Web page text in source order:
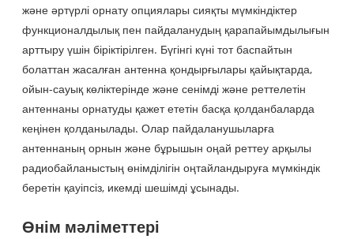
және әртүрлі орнату опциялары сияқты мүмкіндіктер
функционалдылық пен пайдаланудың қарапайымдылығын
арттыру үшін біріктірілген. Бүгінгі күні тот баспайтын
болаттан жасалған антенна қондырғылары қайықтарда,
ойын-сауық көліктерінде және сенімді және реттелетін
антеннаны орнатуды қажет ететін басқа қолданбаларда
кеңінен қолданылады. Олар пайдаланушыларға
антеннаның орнын және бұрышын оңай реттеу арқылы
радиобайланыстың өнімділігін оңтайландыруға мүмкіндік
беретін қауіпсіз, икемді шешімді ұсынады.
Өнім мәліметтері